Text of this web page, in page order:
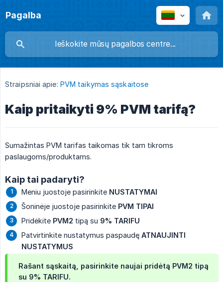
Pagalba
Straipsniai apie: PVM taikymas sąskaitose
Kaip pritaikyti 9% PVM tarifą?
Sumažintas PVM tarifas taikomas tik tam tikroms
paslaugoms/produktams.
Kaip tai padaryti?
Meniu juostoje pasirinkite NUSTATYMAI
Šoninėje juostoje pasirinkite PVM TIPAI
Pridėkite PVM2 tipą su 9% TARIFU
Patvirtinkite nustatymus paspaudę ATNAUJINTI
NUSTATYMUS
Rašant sąskaitą, pasirinkite naujai pridėtą PVM2 tipą
su 9% TARIFU.